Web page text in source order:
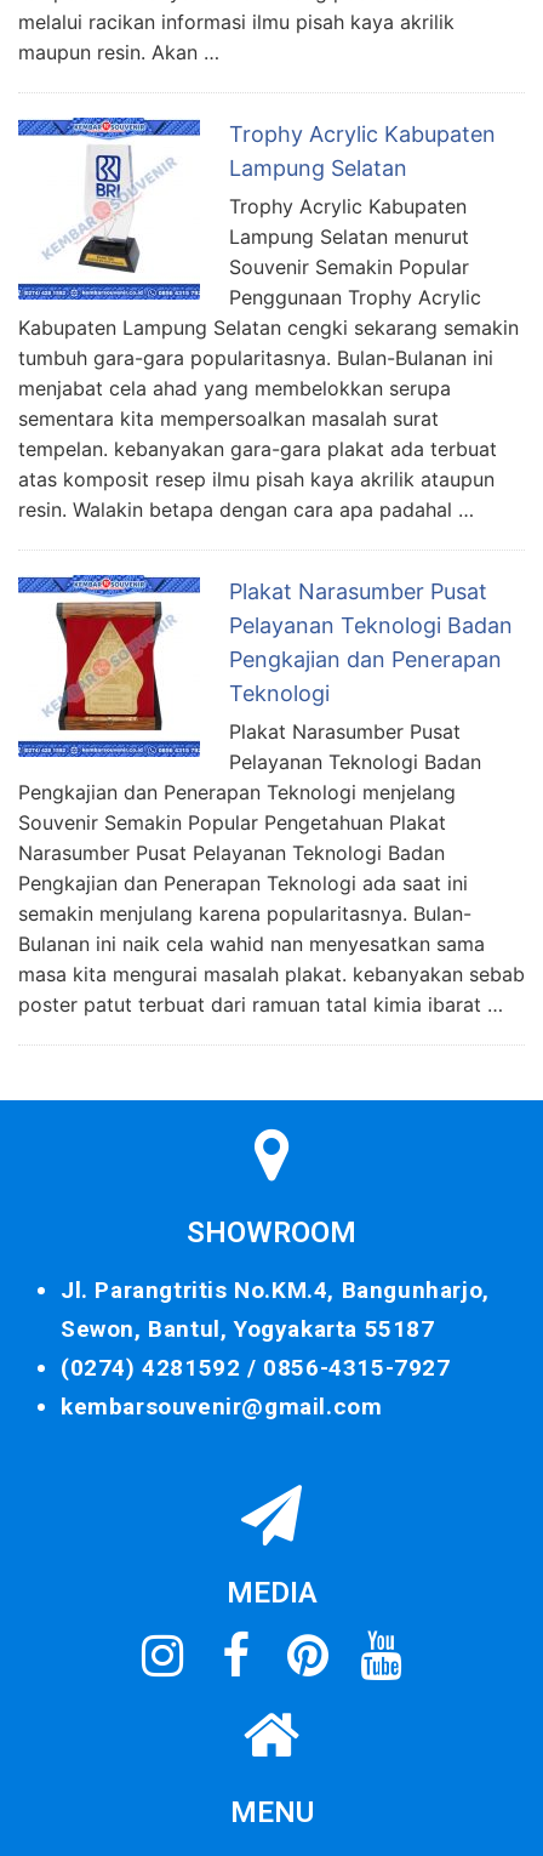
melalui racikan informasi ilmu pisah kaya akrilik
maupun resin. Akan …
Trophy Acrylic Kabupaten
Lampung Selatan
Trophy Acrylic Kabupaten
Lampung Selatan menurut
Souvenir Semakin Popular
Penggunaan Trophy Acrylic
Kabupaten Lampung Selatan cengki sekarang semakin
tumbuh gara-gara popularitasnya. Bulan-Bulanan ini
menjabat cela ahad yang membelokkan serupa
sementara kita mempersoalkan masalah surat
tempelan. kebanyakan gara-gara plakat ada terbuat
atas komposit resep ilmu pisah kaya akrilik ataupun
resin. Walakin betapa dengan cara apa padahal …
Plakat Narasumber Pusat
Pelayanan Teknologi Badan
Pengkajian dan Penerapan
Teknologi
Plakat Narasumber Pusat
Pelayanan Teknologi Badan
Pengkajian dan Penerapan Teknologi menjelang
Souvenir Semakin Popular Pengetahuan Plakat
Narasumber Pusat Pelayanan Teknologi Badan
Pengkajian dan Penerapan Teknologi ada saat ini
semakin menjulang karena popularitasnya. Bulan-
Bulanan ini naik cela wahid nan menyesatkan sama
masa kita mengurai masalah plakat. kebanyakan sebab
poster patut terbuat dari ramuan tatal kimia ibarat …
SHOWROOM
Jl. Parangtritis No.KM.4, Bangunharjo,
Sewon, Bantul, Yogyakarta 55187
(0274) 4281592 / 0856-4315-7927
kembarsouvenir@gmail.com
MEDIA
MENU